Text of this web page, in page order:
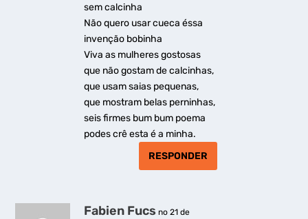
sem calcinha
Não quero usar cueca éssa
invenção bobinha
Viva as mulheres gostosas
que não gostam de calcinhas,
que usam saias pequenas,
que mostram belas perninhas,
seis firmes bum bum poema
podes crê esta é a minha.
RESPONDER
Fabien Fucs no 21 de